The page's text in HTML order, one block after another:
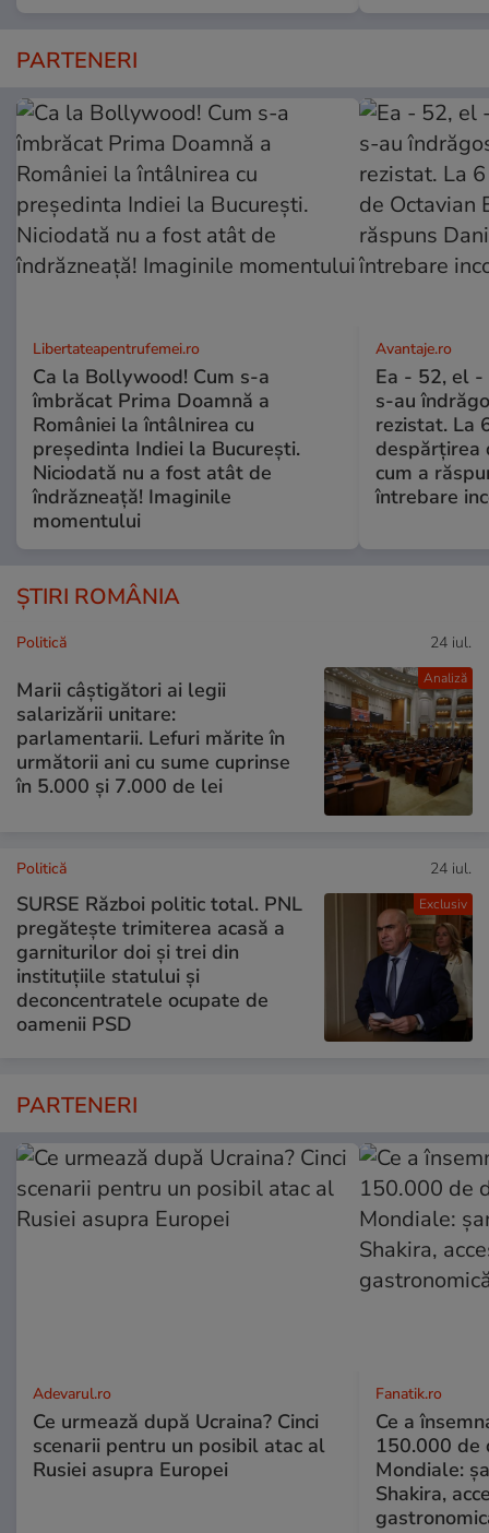
PARTENERI
Libertateapentrufemei.ro
Ca la Bollywood! Cum s-a
îmbrăcat Prima Doamnă a
României la întâlnirea cu
președinta Indiei la București.
Niciodată nu a fost atât de
îndrăzneață! Imaginile
momentului
Avantaje.ro
Ea - 52, el -
s-au
rezistat. La
despărțirea
cum a
întrebare
ȘTIRI ROMÂNIA
Analiză
Politică 24 iul.
Marii câștigători ai legii
salarizării unitare:
parlamentarii. Lefuri mărite în
următorii ani cu sume cuprinse
în 5.000 și 7.000 de lei
Exclusiv
Politică 24 iul.
SURSE Război politic total. PNL
pregătește trimiterea acasă a
garniturilor doi și trei din
instituțiile statului și
deconcentratele ocupate de
oamenii PSD
PARTENERI
Adevarul.ro
Ce urmează după Ucraina? Cinci
scenarii pentru un posibil atac al
Rusiei asupra Europei
Fanatik.ro
Ce a
150.000 de
Mondiale:
Shakira,